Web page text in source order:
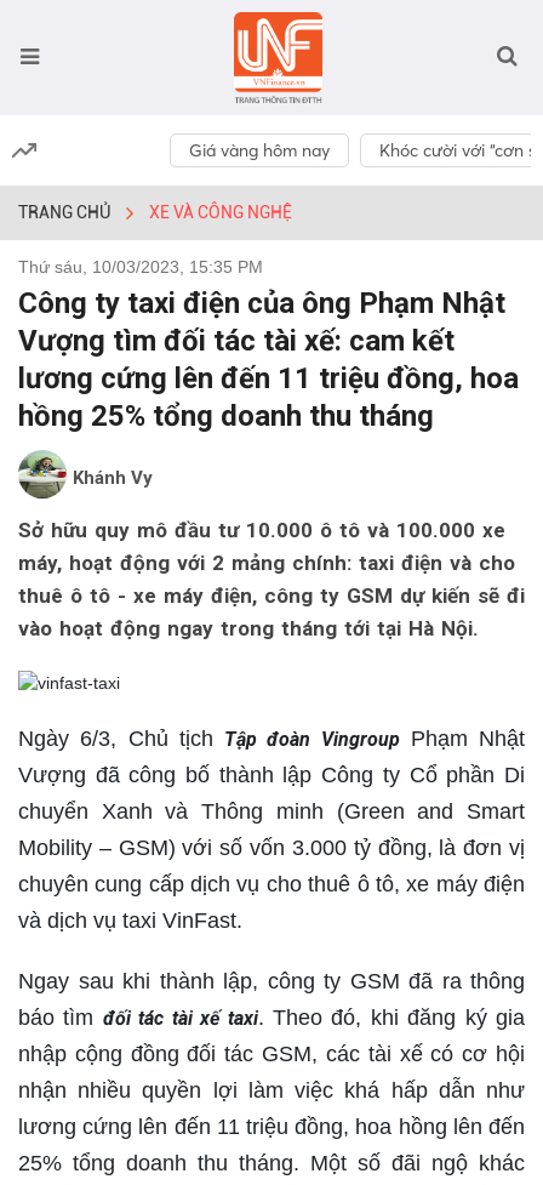
Giá vàng hôm nay Khóc cười với “cơn
TRANG CHỦ XE VÀ CÔNG NGHỆ
Thứ sáu, 10/03/2023, 15:35 PM
Công ty taxi điện của ông Phạm Nhật
Vượng tìm đối tác tài xế: cam kết
lương cứng lên đến 11 triệu đồng, hoa
hồng 25% tổng doanh thu tháng
Khánh Vy
Sở hữu quy mô đầu tư 10.000 ô tô và 100.000 xe
máy, hoạt động với 2 mảng chính: taxi điện và cho
thuê ô tô - xe máy điện, công ty GSM dự kiến sẽ đi
vào hoạt động ngay trong tháng tới tại Hà Nội.
Ngày 6/3, Chủ tịch Tập đoàn VingroupPhạm Nhật
Vượng đã công bố thành lập Công ty Cổ phần Di
chuyển Xanh và Thông minh (Green and Smart
Mobility – GSM) với số vốn 3.000 tỷ đồng, là đơn vị
chuyên cung cấp dịch vụ cho thuê ô tô, xe máy điện
và dịch vụ taxi VinFast.
Ngay sau khi thành lập, công ty GSM đã ra thông
báo tìm đối tác tài xế taxi. Theo đó, khi đăng ký gia
nhập cộng đồng đối tác GSM, các tài xế có cơ hội
nhận nhiều quyền lợi làm việc khá hấp dẫn như
lương cứng lên đến 11 triệu đồng, hoa hồng lên đến
25% tổng doanh thu tháng. Một số đãi ngộ khác